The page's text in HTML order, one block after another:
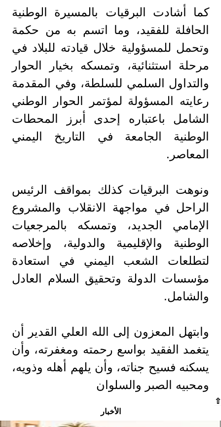
كما أشادت البرقيات بالمسيرة الوطنية
الحافلة للفقيد، وما اتسم به من حكمة
وتحمل للمسؤولية خلال قيادته للبلاد في
مرحلة استثنائية، وتمسكه بخيار الحوار
والتداول السلمي للسلطة، وفي المقدمة
رعايته المسؤولة لمؤتمر الحوار الوطني
الشامل باعتباره إحدى أبرز المحطات
الوطنية الجامعة في التاريخ اليمني
المعاصر.
ونوهت البرقيات كذلك بمواقف الرئيس
الراحل في مواجهة الانقلاب والمشروع
الإمامي الجديد، وتمسكه بالمرجعيات
الوطنية والإقليمية والدولية، وإخلاصه
لتطلعات الشعب اليمني في استعادة
مؤسسات الدولة وتحقيق السلام العادل
والشامل.
وابتهل المعزون إلى الله العلي القدير أن
يتغمد الفقيد بواسع رحمته ومغفرته، وأن
يسكنه فسيح جناته، وأن يلهم أهله وذويه،
ومحبيه الصبر والسلوان
⇧
الأخبار